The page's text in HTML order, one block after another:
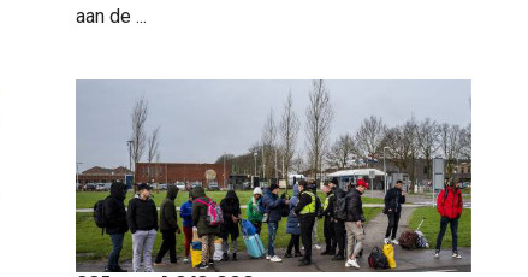
aan de ...